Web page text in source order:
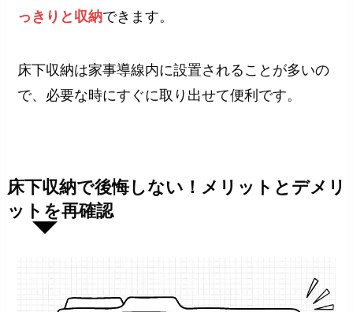
っきりと収納できます。
床下収納は家事導線内に設置されることが多いの
で、必要な時にすぐに取り出せて便利です。
床下収納で後悔しない！メリットとデメリ
ットを再確認